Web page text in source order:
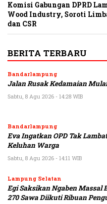
Komisi Gabungan DPRD
Wood Industry, Soroti
dan CSR
BERITA TERBARU
Bandarlampung
Jalan Rusak Kedamaian
Sabtu, 8 Agu 2026 - 14:28 WIB
Bandarlampung
Eva Ingatkan OPD Tak
Keluhan Warga
Sabtu, 8 Agu 2026 - 14:11 WIB
Lampung Selatan
Egi Saksikan Ngaben Massal
270 Sawa Diikuti Ribuan